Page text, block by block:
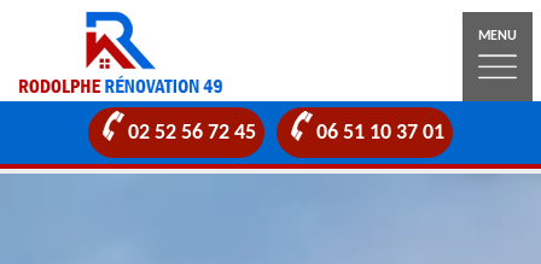
MENU
02 52 56 72 45 06 51 10 37 01